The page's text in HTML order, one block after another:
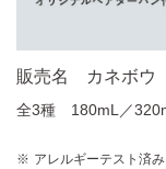
販売名 カネボウ
全3種 180mL／
アレルギーテスト済